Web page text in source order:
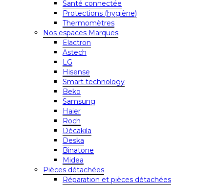
Santé connectée
Protections (hygiène)
Thermomètres
Nos espaces Marques
Elactron
Astech
LG
Hisense
Smart technology
Beko
Samsung
Haier
Roch
Décakila
Deska
Binatone
Midea
Pièces détachées
Réparation et pièces détachées